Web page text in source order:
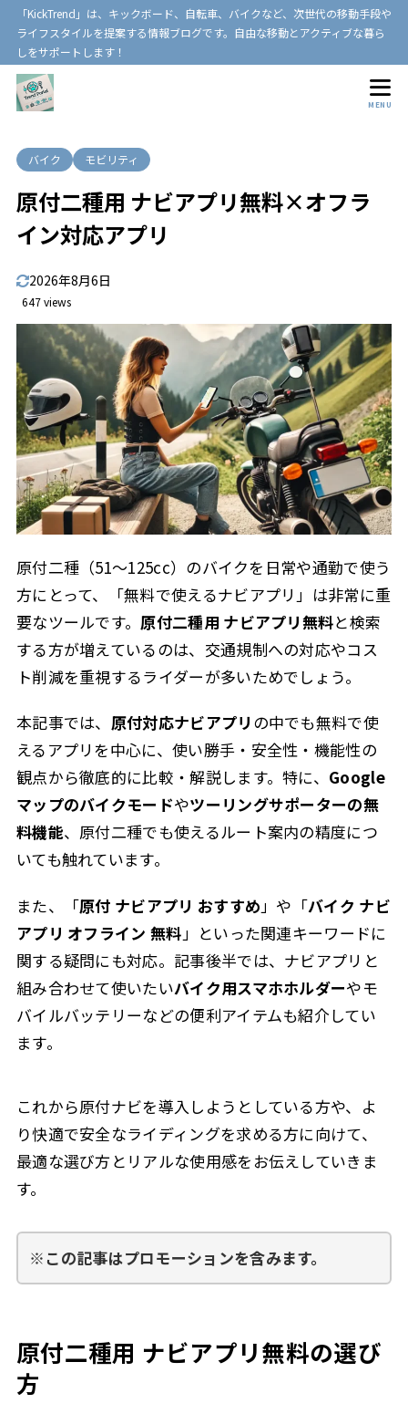
「KickTrend」は、キックボード、自転車、バイクなど、次世代の移動手段や
ライフスタイルを提案する情報ブログです。自由な移動とアクティブな暮ら
しをサポートします！
MENU
バイク モビリティ
原付二種用 ナビアプリ無料×オフラ
イン対応アプリ
2026年8月6日
647 views
原付二種（51〜125cc）のバイクを日常や通勤で使う
方にとって、「無料で使えるナビアプリ」は非常に重
要なツールです。 原付二種用 ナビアプリ無料と検索
する方が増えているのは、交通規制への対応やコス
ト削減を重視するライダーが多いためでしょう。
本記事では、 原付対応ナビアプリ の中でも無料で使
えるアプリを中心に、使い勝手・安全性・機能性の
観点から徹底的に比較・解説します。特に、 Google
マップのバイクモードやツーリングサポーターの無
料機能、原付二種でも使えるルート案内の精度につ
いても触れています。
また、「原付 ナビアプリ おすすめ 」や「バイク ナビ
アプリ オフライン 無料 」といった関連キーワードに
関する疑問にも対応。記事後半では、ナビアプリと
組み合わせて使いたいバイク用スマホホルダーやモ
バイルバッテリーなどの便利アイテムも紹介してい
ます。
これから原付ナビを導入しようとしている方や、よ
り快適で安全なライディングを求める方に向けて、
最適な選び方とリアルな使用感をお伝えしていきま
す。
※この記事はプロモーションを含みます。
原付二種用 ナビアプリ無料の選び
方